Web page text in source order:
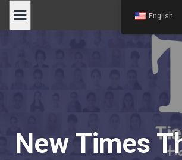
New Times
English